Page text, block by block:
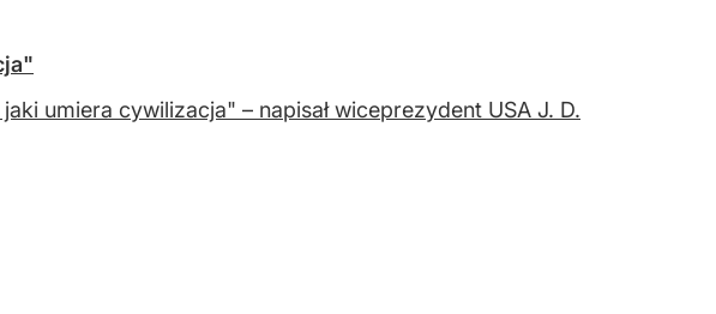
umiera cywilizacja" – napisał wiceprezydent USA J. D.